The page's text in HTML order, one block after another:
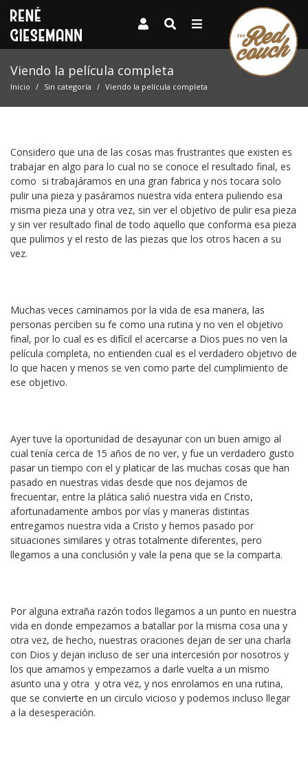
Viendo la película completa
Inicio Sin categoría Viendo la película completa
Considero que una de las cosas mas frustrantes que existen es
trabajar en algo para lo cual no se conoce el resultado final, es
como si trabajáramos en una gran fabrica y nos tocara solo
pulir una pieza y pasáramos nuestra vida entera puliendo esa
misma pieza una y otra vez, sin ver el objetivo de pulir esa pieza
y sin ver resultado final de todo aquello que conforma esa pieza
que pulimos y el resto de las piezas que los otros hacen a su
vez.
Muchas veces caminamos por la vida de esa manera, las
personas perciben su fe como una rutina y no ven el objetivo
final, por lo cual es es difícil el acercarse a Dios pues no ven la
película completa, no entienden cual es el verdadero objetivo de
lo que hacen y menos se ven como parte del cumplimiento de
ese objetivo.
Ayer tuve la oportunidad de desayunar con un buen amigo al
cual tenía cerca de 15 años de no ver, y fue un verdadero gusto
pasar un tiempo con el y platicar de las muchas cosas que han
pasado en nuestras vidas desde que nos dejamos de
frecuentar, entre la plática salió nuestra vida en Cristo,
afortunadamente ambos por vías y maneras distintas
entregamos nuestra vida a Cristo y hemos pasado por
situaciones similares y otras totalmente diferentes, pero
llegamos a una conclusión y vale la pena que se la comparta.
Por alguna extraña razón todos llegamos a un punto en nuestra
vida en donde empezamos a batallar por la misma cosa una y
otra vez, de hecho, nuestras oraciones dejan de ser una charla
con Dios y dejan incluso de ser una intercesión por nosotros y
los que amamos y empezamos a darle vuelta a un mismo
asunto una y otra y otra vez, y nos enrolamos en una rutina,
que se convierte en un circulo vicioso y podemos incluso llegar
a la desesperación.